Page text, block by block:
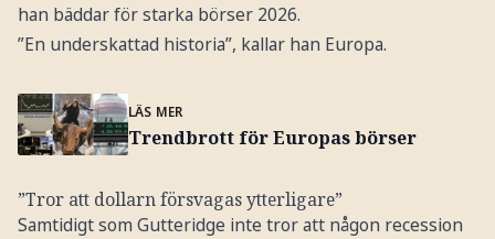
han bäddar för starka börser 2026.
”En underskattad historia”, kallar han Europa.
LÄS MER
Trendbrott för Europas börser
”Tror att dollarn försvagas ytterligare”
Samtidigt som Gutteridge inte tror att någon recession